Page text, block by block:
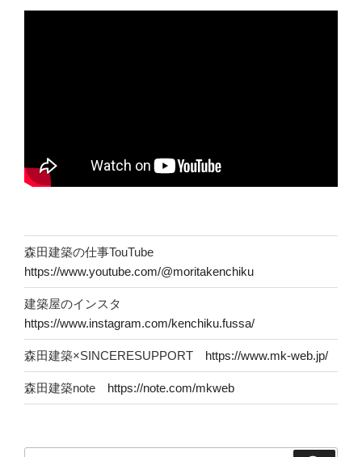
森田建築の仕事TouTube
https://www.youtube.com/@moritakenchiku
建築屋のインスタ
https://www.instagram.com/kenchiku.fussa/
森田建築×SINCERESUPPORT https://www.mk-web.jp/
森田建築note https://note.com/mkweb